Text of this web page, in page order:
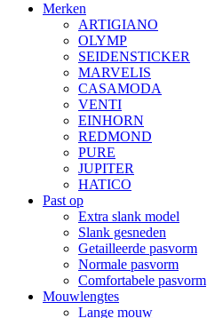
Merken
ARTIGIANO
OLYMP
SEIDENSTICKER
MARVELIS
CASAMODA
VENTI
EINHORN
REDMOND
PURE
JUPITER
HATICO
Past op
Extra slank model
Slank gesneden
Getailleerde pasvorm
Normale pasvorm
Comfortabele pasvorm
Mouwlengtes
Lange mouw